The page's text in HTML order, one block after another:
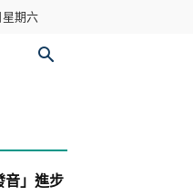
星期六
音」進步